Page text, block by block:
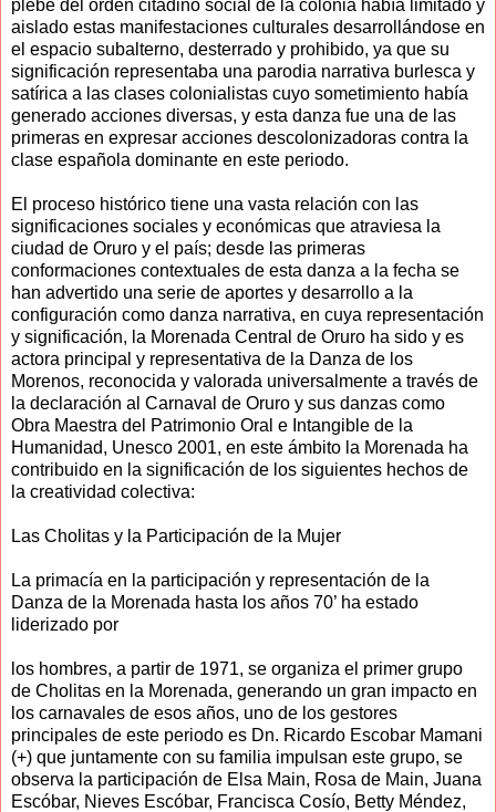
plebe del orden citadino social de la colonia había limitado y
aislado estas manifestaciones culturales desarrollándose en
el espacio subalterno, desterrado y prohibido, ya que su
significación representaba una parodia narrativa burlesca y
satírica a las clases colonialistas cuyo sometimiento había
generado acciones diversas, y esta danza fue una de las
primeras en expresar acciones descolonizadoras contra la
clase española dominante en este periodo.
El proceso histórico tiene una vasta relación con las
significaciones sociales y económicas que atraviesa la
ciudad de Oruro y el país; desde las primeras
conformaciones contextuales de esta danza a la fecha se
han advertido una serie de aportes y desarrollo a la
configuración como danza narrativa, en cuya representación
y significación, la Morenada Central de Oruro ha sido y es
actora principal y representativa de la Danza de los
Morenos, reconocida y valorada universalmente a través de
la declaración al Carnaval de Oruro y sus danzas como
Obra Maestra del Patrimonio Oral e Intangible de la
Humanidad, Unesco 2001, en este ámbito la Morenada ha
contribuido en la significación de los siguientes hechos de
la creatividad colectiva:
Las Cholitas y la Participación de la Mujer
La primacía en la participación y representación de la
Danza de la Morenada hasta los años 70’ ha estado
liderizado por
los hombres, a partir de 1971, se organiza el primer grupo
de Cholitas en la Morenada, generando un gran impacto en
los carnavales de esos años, uno de los gestores
principales de este periodo es Dn. Ricardo Escobar Mamani
(+) que juntamente con su familia impulsan este grupo, se
observa la participación de Elsa Main, Rosa de Main, Juana
Escóbar, Nieves Escóbar, Francisca Cosío, Betty Méndez,